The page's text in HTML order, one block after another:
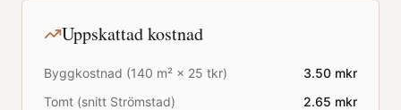
Uppskattad kostnad
Byggkostnad (140 m² × 25 tkr) 3.50 mkr
Tomt (snitt Strömstad) 2.65 mkr